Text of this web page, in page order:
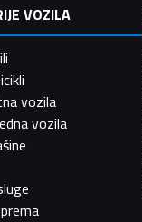
VOZILA
vozila
vozila